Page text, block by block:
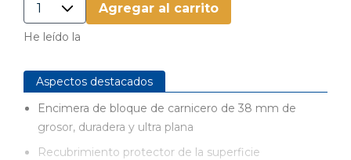
Agregar al carrito
He leído la
Aspectos destacados
Encimera de bloque de carnicero de 38 mm de
grosor, duradera y ultra plana
Recubrimiento protector de la superficie